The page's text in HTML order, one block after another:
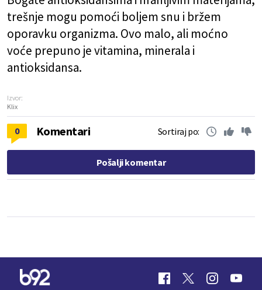
trešnje mogu pomoći boljem snu i bržem
oporavku organizma. Ovo malo, ali moćno
voće prepuno je vitamina, minerala i
antioksidansa.
Izvor:
Klix
0 Komentari Sortiraj po:
Pošalji komentar